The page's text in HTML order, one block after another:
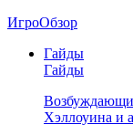
ИгроОбзор
Гайды
Гайды
Хэллоуина и